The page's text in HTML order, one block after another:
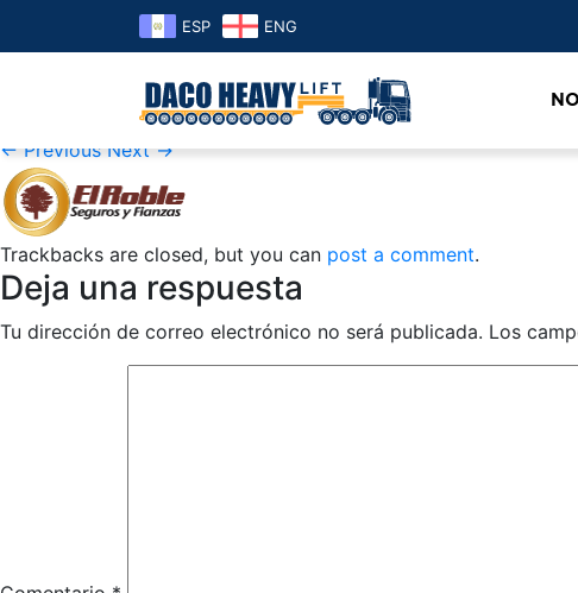
ESP ENG
logo-elroble
29 de May de 2019at159 × 64inlogo-elroble
← Previous Next →
Trackbacks are closed, but you can post a comment.
Deja una respuesta
Tu dirección de correo electrónico no será publicada. Los